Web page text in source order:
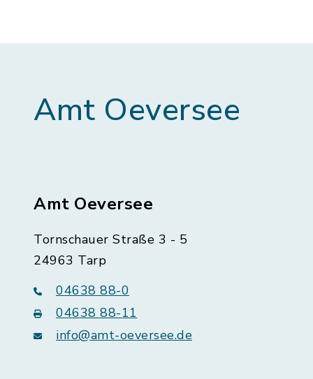
Amt Oeversee
Amt Oeversee
Tornschauer Straße 3 - 5
24963 Tarp
04638 88-0
04638 88-11
info@amt-oeversee.de